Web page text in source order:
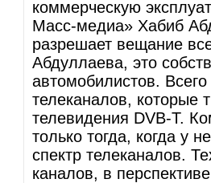
коммерческую
Масс-медиа» Хабиб
разрешает вещание
Абдуллаева, это
автомобилистов.
телеканалов, которые
телевидения DVB-T.
только тогда, когда у
спектр телеканалов.
каналов, в